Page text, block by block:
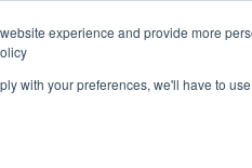
experience and provide more
with your preferences, we'll have to
Qui nous sommes